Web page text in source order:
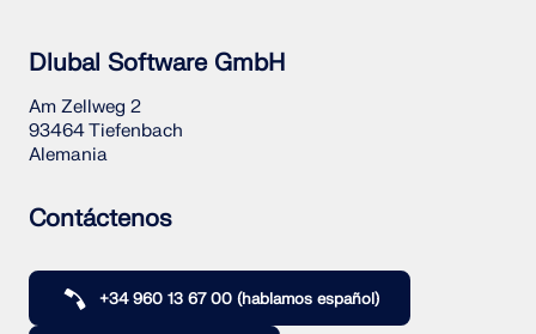
Dlubal Software GmbH
Am Zellweg 2
93464 Tiefenbach
Alemania
Contáctenos
+34 960 13 67 00 (hablamos español)